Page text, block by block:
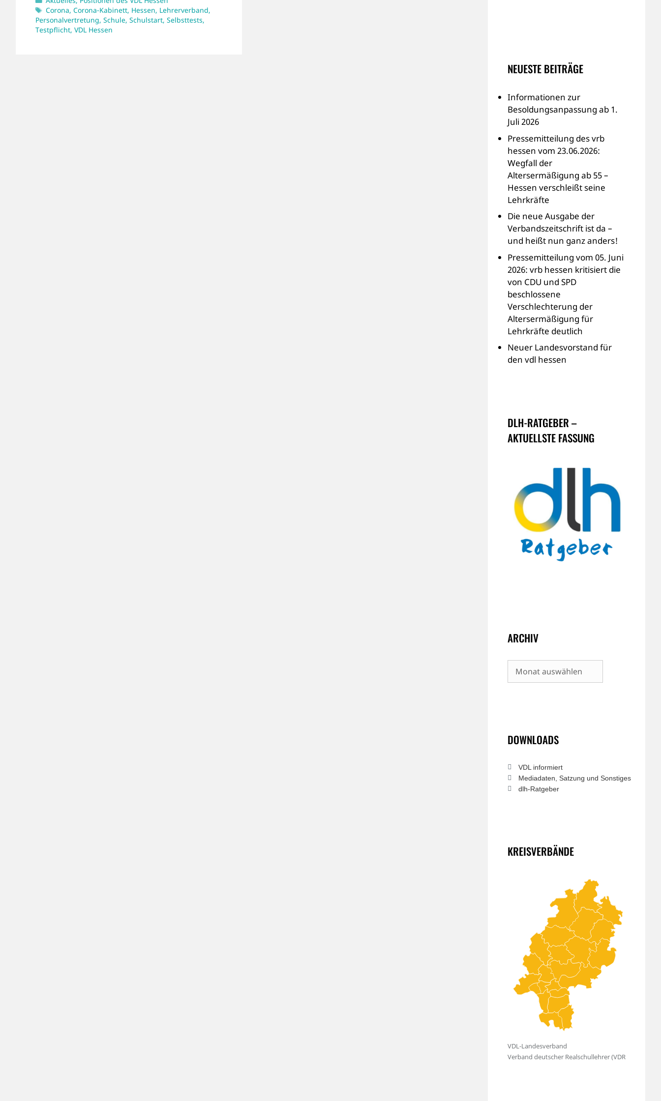
Schlagwörter
Corona,Corona-Kabinett, Hessen, Lehrerverband,
Personalvertretung, Schule, Schulstart, Selbsttests,
Testpflicht, VDL Hessen
NEUESTE BEITRÄGE
Informationen zur
Besoldungsanpassung ab 1.
Juli 2026
Pressemitteilung des vrb
hessen vom 23.06.2026:
Wegfall der
Altersermäßigung ab 55 –
Hessen verschleißt seine
Lehrkräfte
Die neue Ausgabe der
Verbandszeitschrift ist da –
und heißt nun ganz anders!
Pressemitteilung vom 05. Juni
2026: vrb hessen kritisiert die
von CDU und SPD
beschlossene
Verschlechterung der
Altersermäßigung für
Lehrkräfte deutlich
Neuer Landesvorstand für
den vdl hessen
DLH-RATGEBER –
AKTUELLSTE FASSUNG
ARCHIV
Archiv
DOWNLOADS
VDL informiert
Mediadaten, Satzung und Sonstiges
dlh-Ratgeber
KREISVERBÄNDE